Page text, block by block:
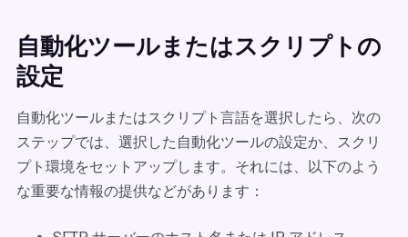
自動化ツールまたはスクリプトの
設定
自動化ツールまたはスクリプト言語を選択したら、次の
ステップでは、選択した自動化ツールの設定か、スクリ
プト環境をセットアップします。それには、以下のよう
な重要な情報の提供などがあります：